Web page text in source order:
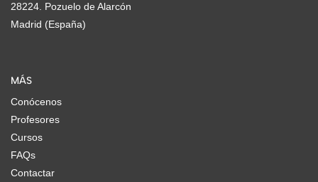
28224. Pozuelo de Alarcón
Madrid (España)
MÁS
Conócenos
Profesores
Cursos
FAQs
Contactar